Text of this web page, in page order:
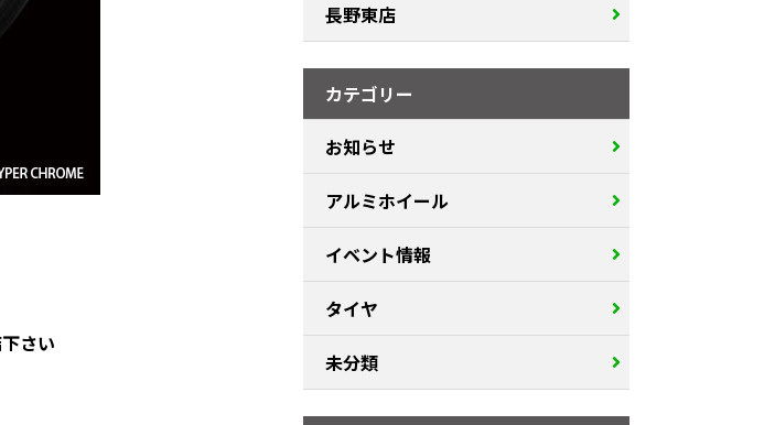
さい
長野東店
カテゴリー
お知らせ
アルミホイール
イベント情報
タイヤ
未分類